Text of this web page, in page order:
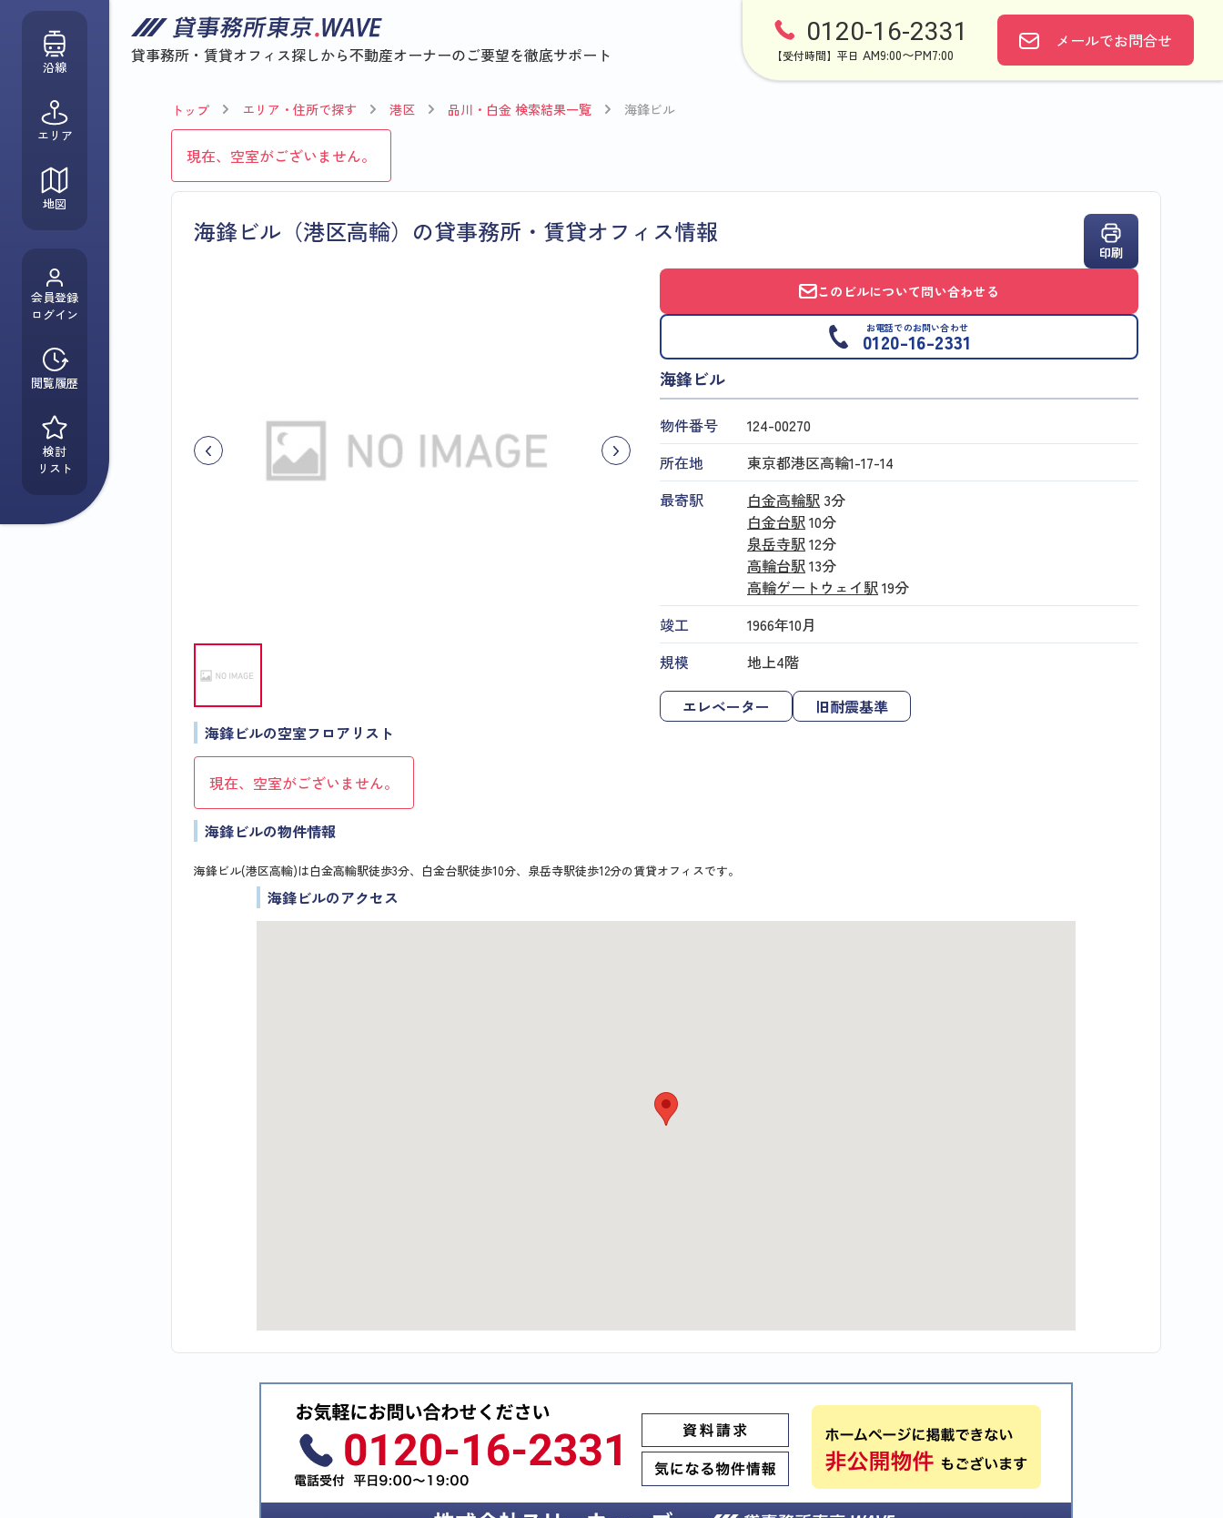
貸事務所・賃貸オフィス探しから不動産オーナーのご要望を徹底サポート
0120-16-2331
【受付時間】平日 AM9:00〜PM7:00
メールでお問合せ
沿線
エリア
地図
会員登録
ログイン
閲覧履歴
検討
リスト
トップ エリア・住所で探す 港区 品川・白金 検索結果一覧 海鋒ビル
現在、空室がございません。
海鋒ビル（港区高輪）の貸事務所・賃貸オフィス情報
印刷
このビルについて問い合わせる
お電話でのお問い合わせ
0120-16-2331
海鋒ビル
物件番号
124​-​00270
所在地
東京都港区高輪1-17-14
最寄駅
白金高輪駅 3分
白金台駅10分
泉岳寺駅12分
高輪台駅13分
高輪ゲートウェイ駅19分
竣工
1966年10月
規模
地上4階
エレベーター
旧耐震基準
海鋒ビルの空室フロアリスト
現在、空室がございません。
海鋒ビルの物件情報
海鋒ビル(港区高輪)は白金高輪駅徒歩3分、白金台駅徒歩10分、泉岳寺駅徒歩12分の賃貸オフィスです。
海鋒ビルのアクセス